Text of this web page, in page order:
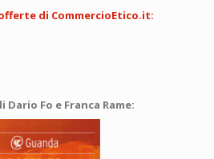
di CommercioEtico.it:
Fo e Franca Rame: